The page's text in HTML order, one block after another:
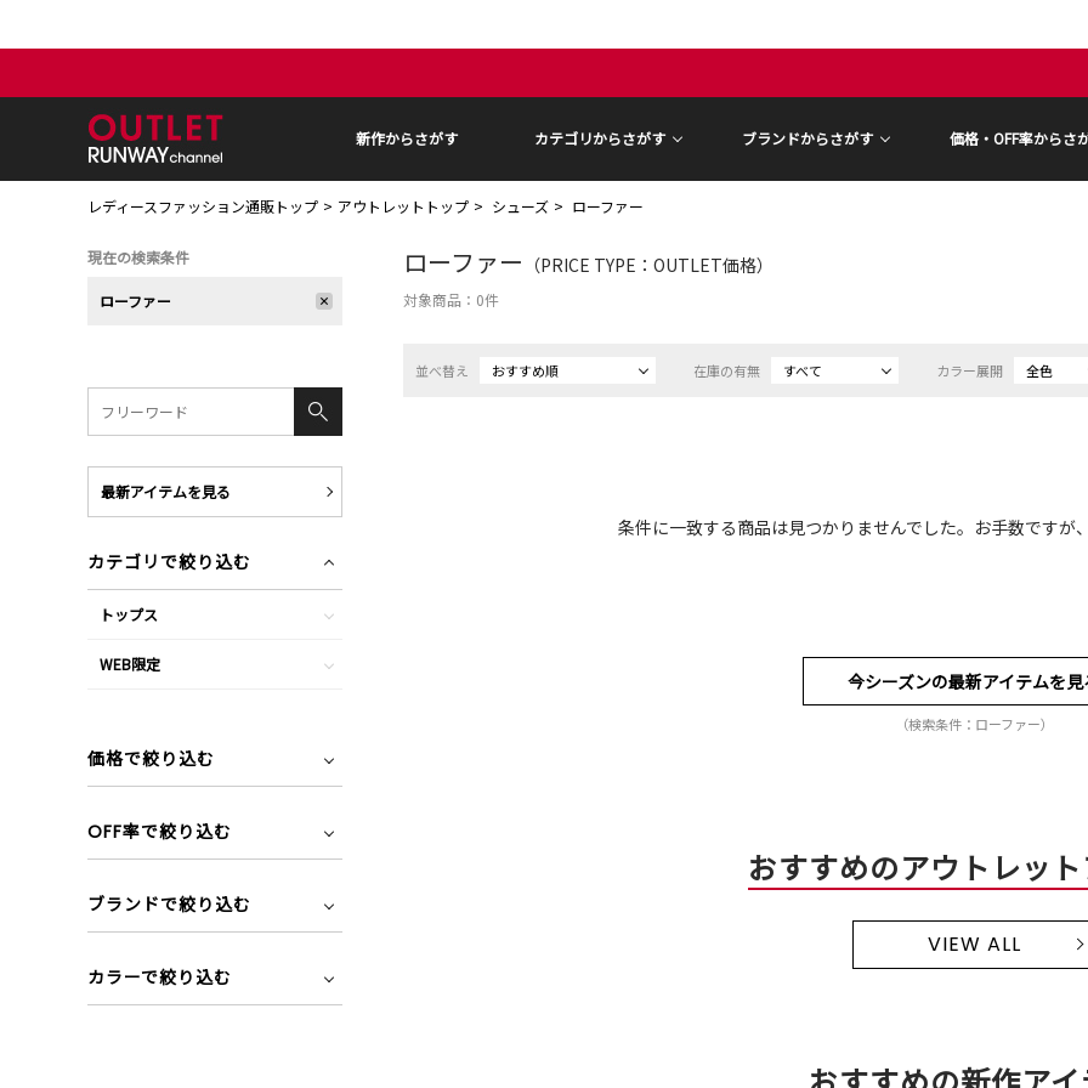
新作からさがす カテゴリからさがす ブランドからさがす 価格・OFF率からさ
レディースファッション通販トップ アウトレットトップ シューズ ローファー
ローファー （PRICE TYPE：OUTLET価格）
対象商品： 0件
並べ替え おすすめ順 在庫の有無 すべて カラー展開 全色
条件に一致する商品は見つかりませんでした。お手数ですが
今シーズンの最新アイテムを見
（検索条件：ローファー）
おすすめのアウトレッ
VIEW ALL
現在の検索条件
ローファー
最新アイテムを見る
カテゴリで絞り込む
トップス
WEB限定
価格で絞り込む
OFF率で絞り込む
ブランドで絞り込む
カラーで絞り込む